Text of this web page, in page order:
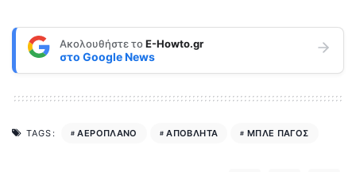
Ακολουθήστε τοE-Howto.gr
στο Google News
TAGS: ΑΕΡΟΠΛΑΝΟ ΑΠΟΒΛΗΤΑ ΜΠΛΕ ΠΑΓΟΣ